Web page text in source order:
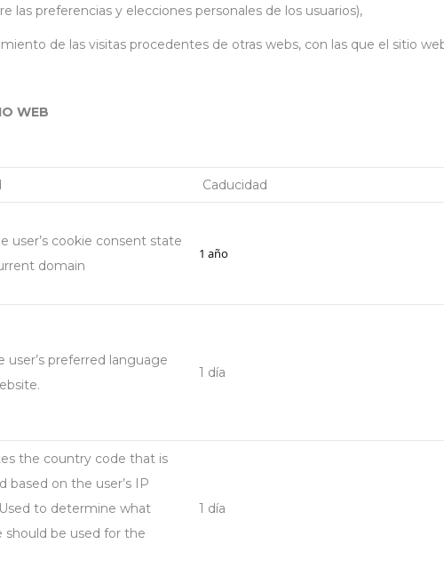
las preferencias y elecciones personales de los usuarios),
de las visitas procedentes de otras webs, con las que el sitio
WEB
Caducidad
user’s cookie consent state
domain
1 año
user’s preferred language
1 día
the country code that is
based on the user’s IP
to determine what
should be used for the
1 día